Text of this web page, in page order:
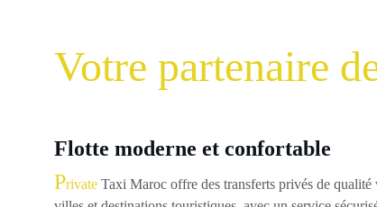
Votre partenaire
Private Taxi Maroc offre des transferts privés de qualité
Flotte moderne et confortable